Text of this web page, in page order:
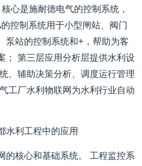
心是施耐德电气的控制系统，
控制系统用于小型闸站、阀门
泵站的控制系统和+，帮助为客
； 第三层应用分析层提供水利设
、辅助决策分析、调度运行管理
工厂水利物联网为水利行业自动
水利工程中的应用
的核心和基础系统。 工程监控系